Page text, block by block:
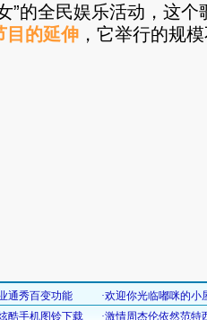
”的全民娱乐活动，这
目的延伸 ，它举行的规